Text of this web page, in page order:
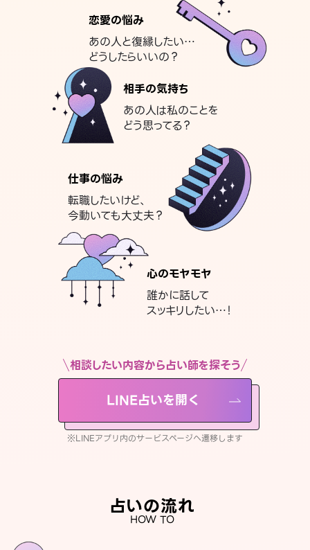
恋愛の悩み
あの人と復縁したい…
どうしたらいいの？
相手の気持ち
あの人は私のことを
どう思ってる？
仕事の悩み
転職したいけど、
今動いても大丈夫？
心のモヤモヤ
誰かに話して
スッキリしたい…！
相談したい内容から占い師を探そう
LINE占いを開く
※LINEアプリ内のサービスページへ遷移します
占いの流れ
HOW TO